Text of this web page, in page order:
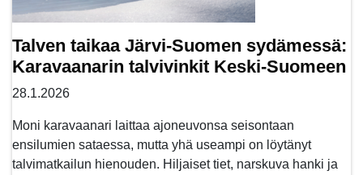
Talven taikaa Järvi-Suomen sydämessä:
Karavaanarin talvivinkit Keski-Suomeen
28.1.2026
Moni karavaanari laittaa ajoneuvonsa seisontaan
ensilumien sataessa, mutta yhä useampi on löytänyt
talvimatkailun hienouden. Hiljaiset tiet, narskuva hanki ja